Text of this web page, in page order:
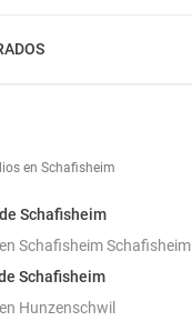
en Schafisheim
Schafisheim
Schafisheim Schafisheim
Schafisheim
Hunzenschwil